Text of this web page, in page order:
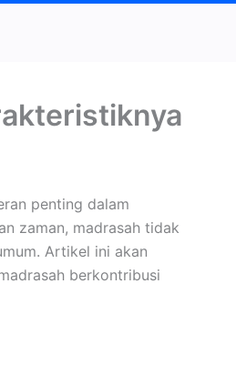
penting dalam
zaman, madrasah tidak
Artikel ini akan
berkontribusi